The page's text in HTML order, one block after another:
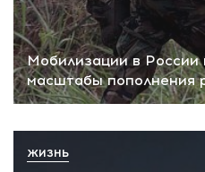
Мобилизации в России
масштабы пополнения
ЖИЗНЬ